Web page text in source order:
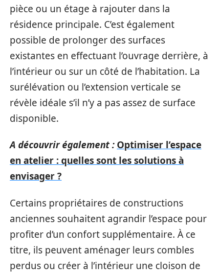
pièce ou un étage à rajouter dans la
résidence principale. C’est également
possible de prolonger des surfaces
existantes en effectuant l’ouvrage derrière, à
l’intérieur ou sur un côté de l’habitation. La
surélévation ou l’extension verticale se
révèle idéale s’il n’y a pas assez de surface
disponible.
A découvrir également : Optimiser l’espace
en atelier : quelles sont les solutions à
envisager ?
Certains propriétaires de constructions
anciennes souhaitent agrandir l’espace pour
profiter d’un confort supplémentaire. À ce
titre, ils peuvent aménager leurs combles
perdus ou créer à l’intérieur une cloison de